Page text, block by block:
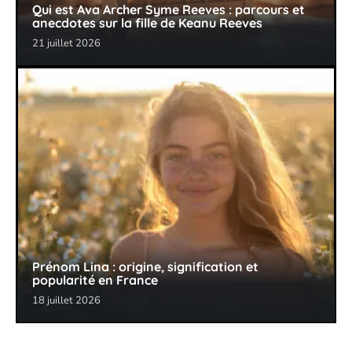
Qui est Ava Archer Syme Reeves : parcours et
anecdotes sur la fille de Keanu Reeves
21 juillet 2026
Prénom Lina : origine, signification et
popularité en France
18 juillet 2026